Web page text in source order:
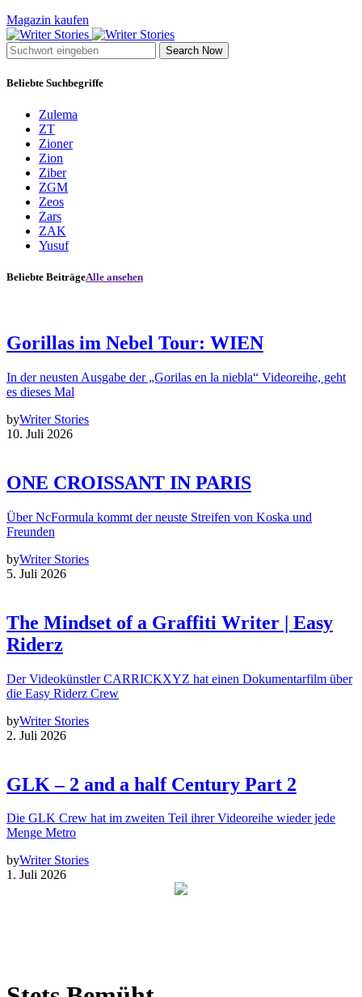
Magazin kaufen
Search Now
Beliebte Suchbegriffe
Zulema
ZT
Zioner
Zion
Ziber
ZGM
Zeos
Zars
ZAK
Yusuf
Beliebte BeiträgeAlle ansehen
Gorillas im Nebel Tour: WIEN
In der neusten Ausgabe der „Gorilas en la niebla“ Videoreihe, geht
es dieses Mal
byWriter Stories
10. Juli 2026
ONE CROISSANT IN PARIS
Über NcFormula kommt der neuste Streifen von Koska und
Freunden
byWriter Stories
5. Juli 2026
The Mindset of a Graffiti Writer | Easy
Riderz
Der Videokünstler CARRICKXYZ hat einen Dokumentarfilm über
die Easy Riderz Crew
byWriter Stories
2. Juli 2026
GLK – 2 and a half Century Part 2
Die GLK Crew hat im zweiten Teil ihrer Videoreihe wieder jede
Menge Metro
byWriter Stories
1. Juli 2026